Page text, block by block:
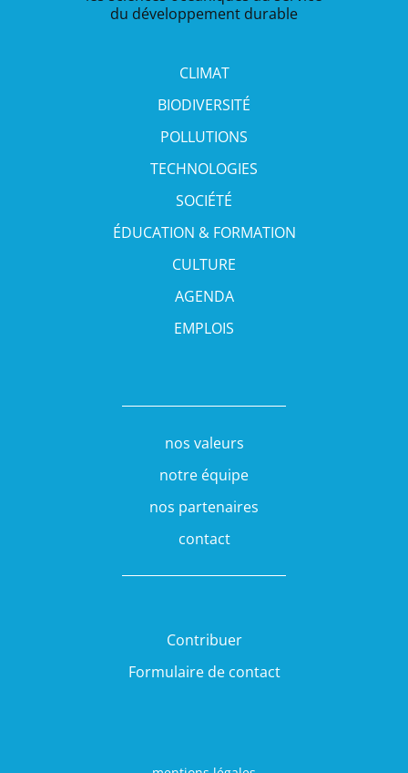
CLIMAT
BIODIVERSITÉ
POLLUTIONS
TECHNOLOGIES
SOCIÉTÉ
ÉDUCATION & FORMATION
CULTURE
AGENDA
EMPLOIS
nos valeurs
notre équipe
nos partenaires
contact
Contribuer
Formulaire de contact